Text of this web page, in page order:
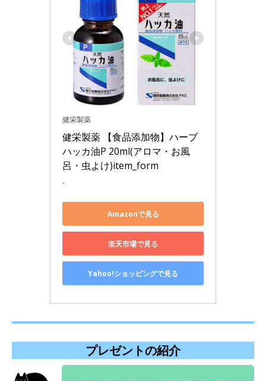
健栄製薬
健栄製薬 【食品添加物】ハーブ
ハッカ油P 20ml(アロマ・お風
呂・虫よけ)item_form
-
Amazonで見る
楽天市場で見る
Yahoo!ショッピングで見る
プレゼントの紹介